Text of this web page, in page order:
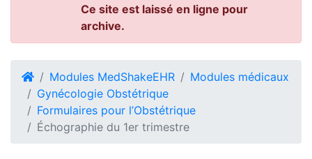
Ce site est laissé en ligne pour
archive.
Modules MedShakeEHR
Modules médicaux
Gynécologie Obstétrique
Formulaires pour l’Obstétrique
Échographie du 1er trimestre